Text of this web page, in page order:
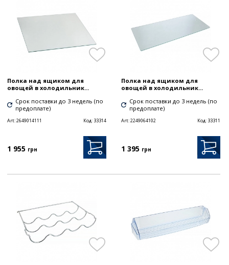
Полка над ящиком для
овощей в холодильник...
Срок поставки до 3 недель (по
предоплате)
Art:2649014111 Код: 33314
1 955 грн
Полка над ящиком для
овощей в холодильник...
Срок поставки до 3 недель (по
предоплате)
Art:2249064102 Код: 33311
1 395 грн